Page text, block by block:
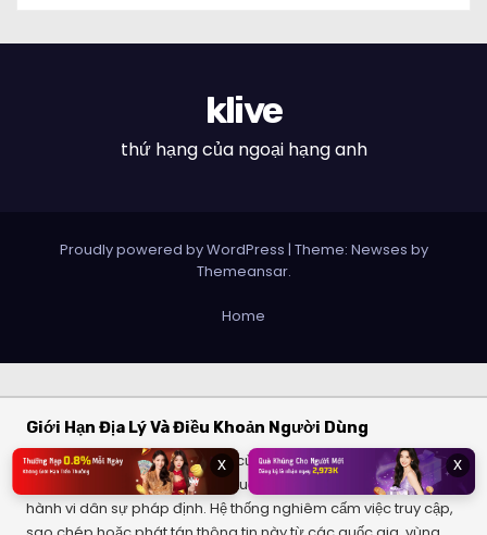
klive
thứ hạng của ngoại hạng anh
Proudly powered by WordPress | Theme: Newses by
Themeansar.
Home
Giới Hạn Địa Lý Và Điều Khoản Người Dùng
Dịch vụ và các bộ lọc thông số của chúng tôi chỉ cung cấp cho
đối tượng người dùng từ đủ 18 tuổi trở lên, có đầy đủ năng lực
hành vi dân sự pháp định. Hệ thống nghiêm cấm việc truy cập,
x x